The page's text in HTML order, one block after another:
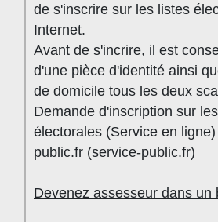
de s'inscrire sur les listes
Internet.
Avant de s'incrire, il est
d'une pièce d'identité ainsi
de domicile tous les deux
Demande d'inscription sur
électorales (Service en
public.fr (service-public.fr)
Devenez assesseur dans un